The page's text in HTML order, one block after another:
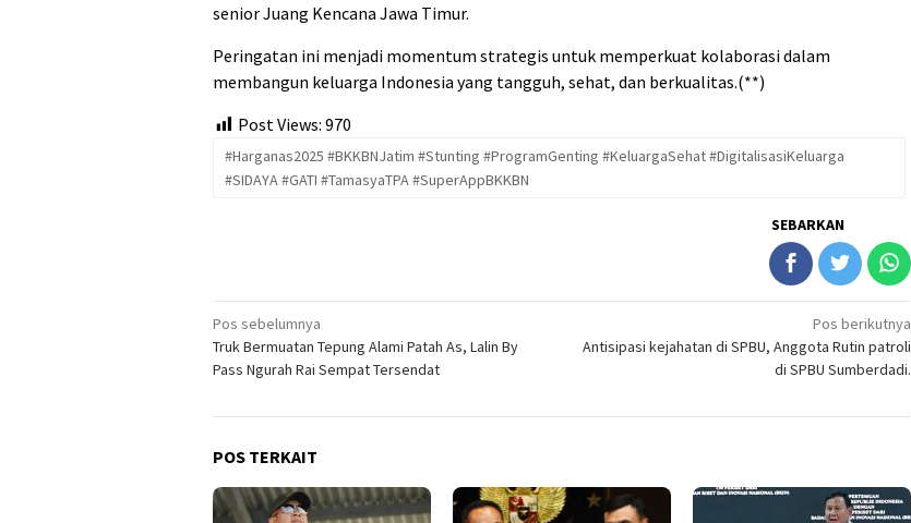
senior Juang Kencana Jawa Timur.
Peringatan ini menjadi momentum strategis untuk memperkuat kolaborasi dalam
membangun keluarga Indonesia yang tangguh, sehat, dan berkualitas.(**)
Post Views: 970
#Harganas2025 #BKKBNJatim #Stunting #ProgramGenting #KeluargaSehat #DigitalisasiKeluarga
#SIDAYA #GATI #TamasyaTPA #SuperAppBKKBN
SEBARKAN
Navigasi
pos
Pos sebelumnya
Truk Bermuatan Tepung Alami Patah As, Lalin By
Pass Ngurah Rai Sempat Tersendat
Pos berikutnya
Antisipasi kejahatan di SPBU, Anggota Rutin patroli
di SPBU Sumberdadi.
POS TERKAIT